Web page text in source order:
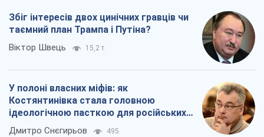
Збіг інтересів двох цинічних гравців чи
таємний план Трампа і Путіна?
Віктор Швець 15,2 т.
У полоні власних міфів: як
Костянтинівка стала головною
ідеологічною пасткою для російських
окупантів
Дмитро Снєгирьов 495